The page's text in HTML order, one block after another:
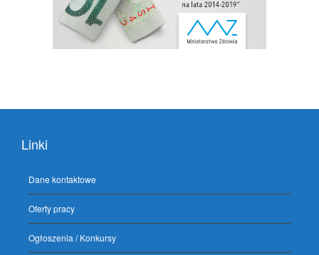
Linki
Dane kontaktowe
Oferty pracy
Ogłoszenia / Konkursy